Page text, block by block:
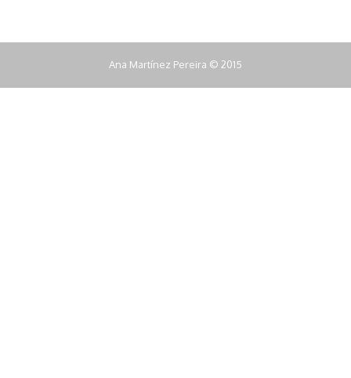
Ana Martínez Pereira © 2015